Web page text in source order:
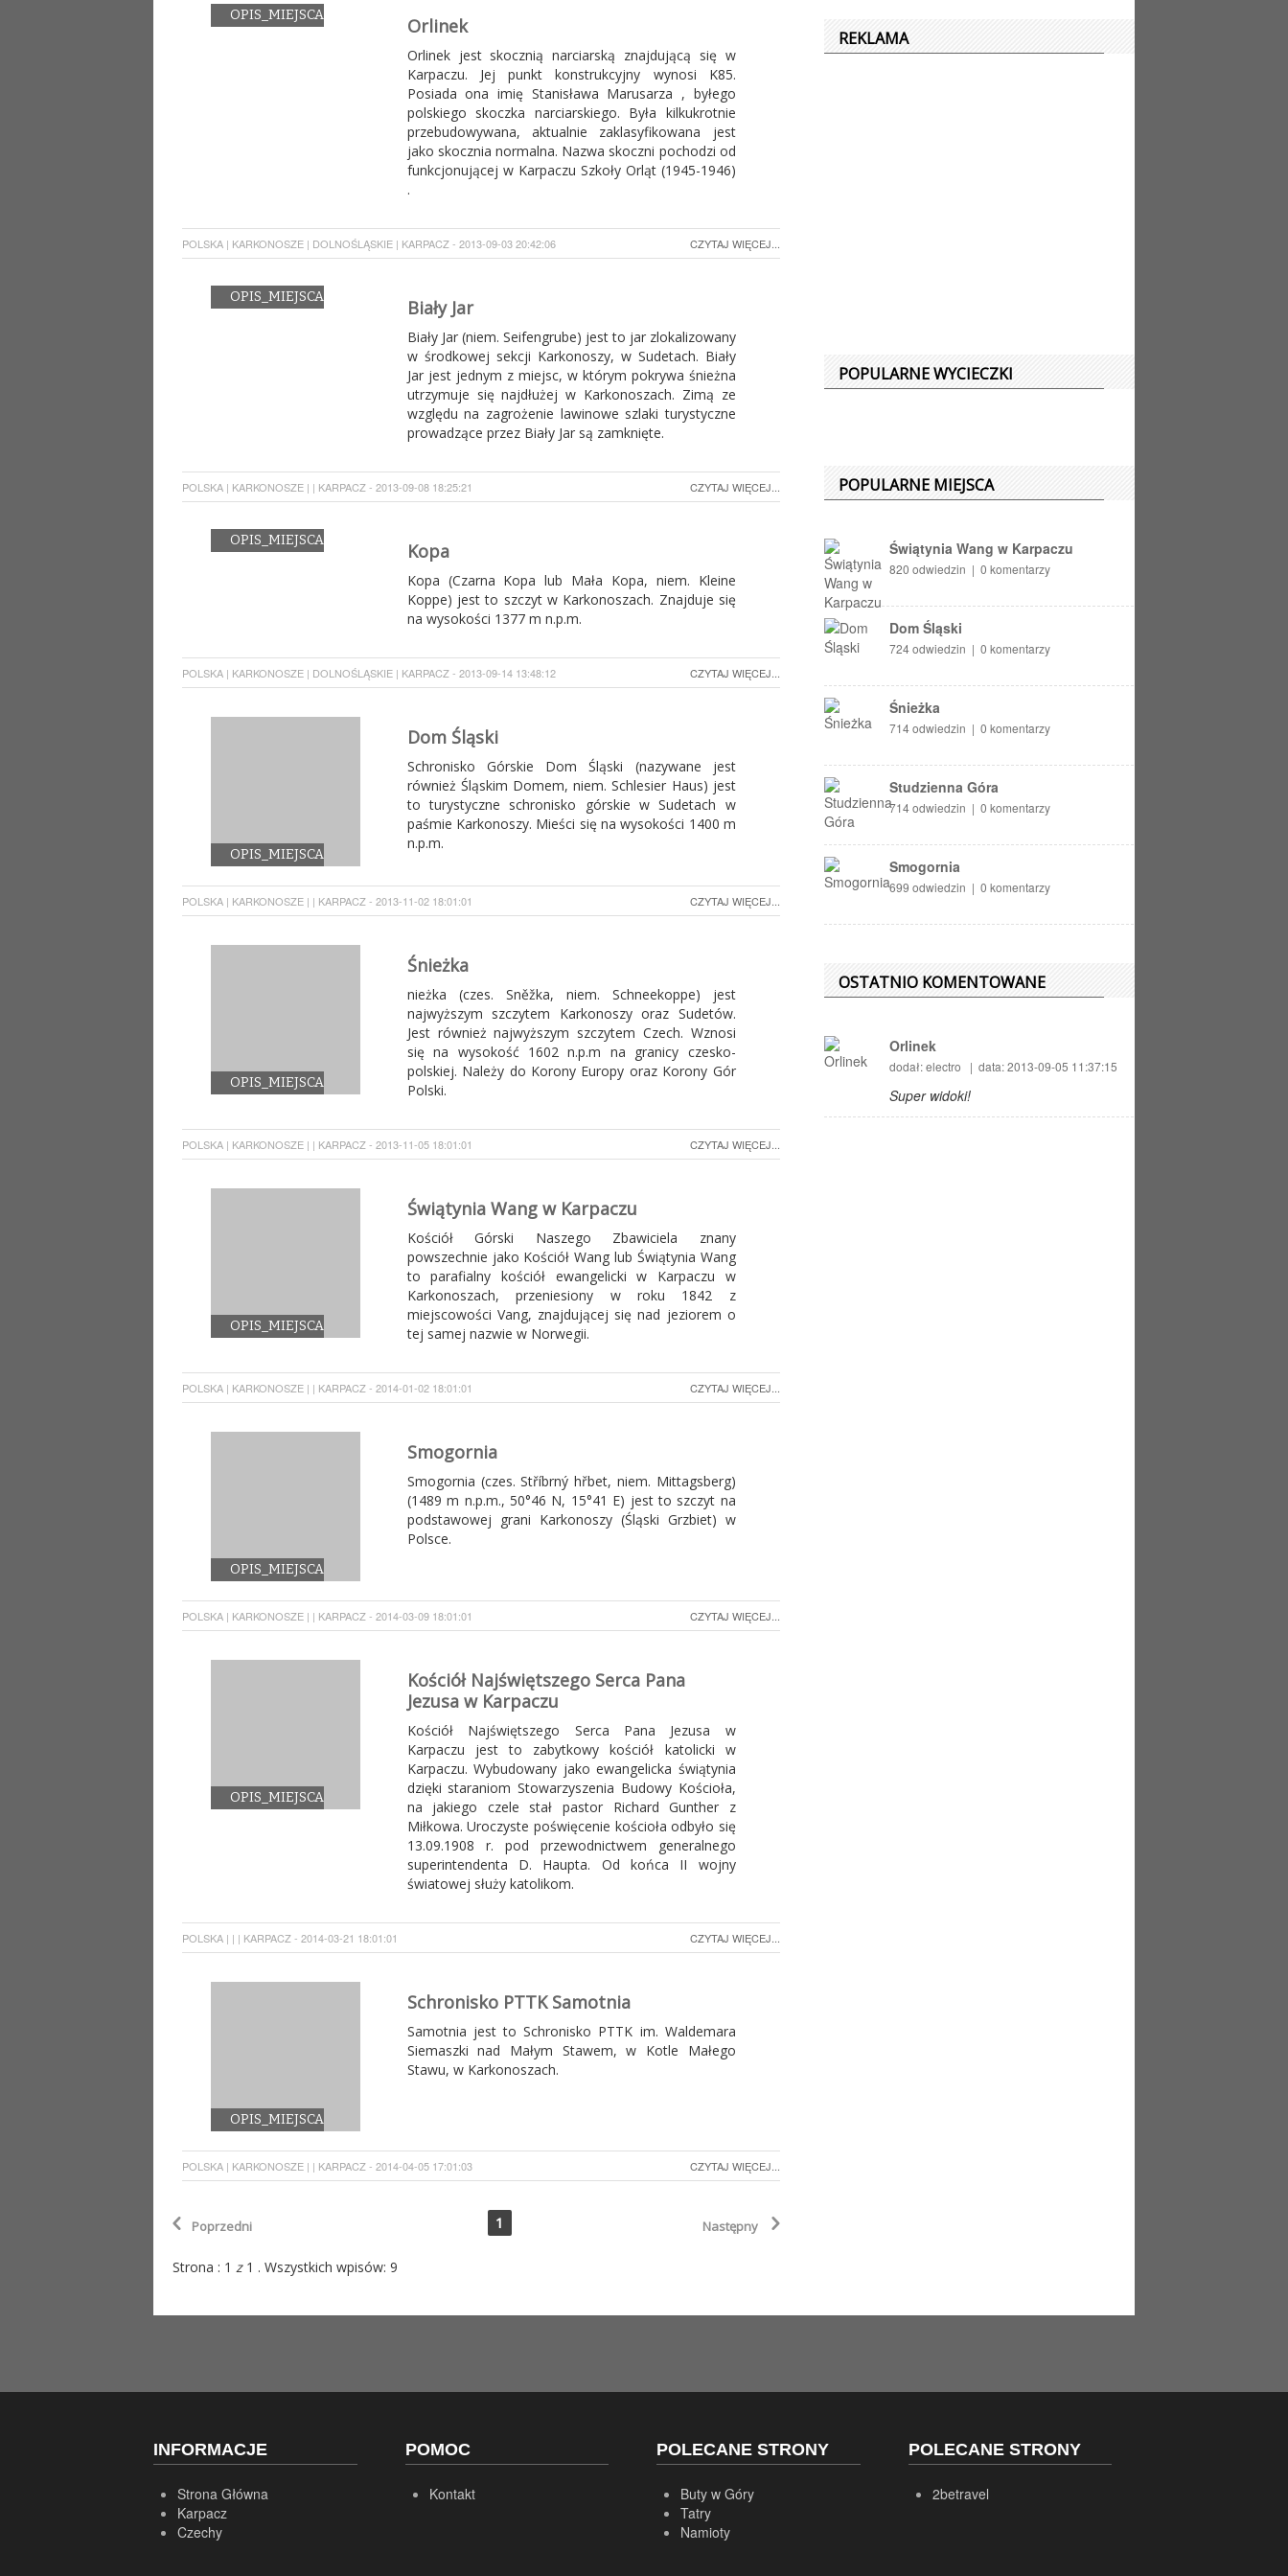
OPIS_MIEJSCA Orlinek
Orlinek jest skocznią narciarską znajdującą się w
Karpaczu. Jej punkt konstrukcyjny wynosi K85.
Posiada ona imię Stanisława Marusarza , byłego
polskiego skoczka narciarskiego. Była kilkukrotnie
przebudowywana, aktualnie zaklasyfikowana jest
jako skocznia normalna. Nazwa skoczni pochodzi od
funkcjonującej w Karpaczu Szkoły Orląt (1945-1946)
.
POLSKA | KARKONOSZE | DOLNOŚLĄSKIE | KARPACZ - 2013-09-03 20:42:06 CZYTAJ WIĘCEJ...
OPIS_MIEJSCA Biały Jar
Biały Jar (niem. Seifengrube) jest to jar zlokalizowany
w środkowej sekcji Karkonoszy, w Sudetach. Biały
Jar jest jednym z miejsc, w którym pokrywa śnieżna
utrzymuje się najdłużej w Karkonoszach. Zimą ze
względu na zagrożenie lawinowe szlaki turystyczne
prowadzące przez Biały Jar są zamknięte.
POLSKA | KARKONOSZE | | KARPACZ - 2013-09-08 18:25:21 CZYTAJ WIĘCEJ...
OPIS_MIEJSCA Kopa
Kopa (Czarna Kopa lub Mała Kopa, niem. Kleine
Koppe) jest to szczyt w Karkonoszach. Znajduje się
na wysokości 1377 m n.p.m.
POLSKA | KARKONOSZE | DOLNOŚLĄSKIE | KARPACZ - 2013-09-14 13:48:12 CZYTAJ WIĘCEJ...
OPIS_MIEJSCA
Dom Śląski
Schronisko Górskie Dom Śląski (nazywane jest
również Śląskim Domem, niem. Schlesier Haus) jest
to turystyczne schronisko górskie w Sudetach w
paśmie Karkonoszy. Mieści się na wysokości 1400 m
n.p.m.
POLSKA | KARKONOSZE | | KARPACZ - 2013-11-02 18:01:01 CZYTAJ WIĘCEJ...
OPIS_MIEJSCA
Śnieżka
nieżka (czes. Sněžka, niem. Schneekoppe) jest
najwyższym szczytem Karkonoszy oraz Sudetów.
Jest również najwyższym szczytem Czech. Wznosi
się na wysokość 1602 n.p.m na granicy czesko-
polskiej. Należy do Korony Europy oraz Korony Gór
Polski.
POLSKA | KARKONOSZE | | KARPACZ - 2013-11-05 18:01:01 CZYTAJ WIĘCEJ...
OPIS_MIEJSCA
Świątynia Wang w Karpaczu
Kościół Górski Naszego Zbawiciela znany
powszechnie jako Kościół Wang lub Świątynia Wang
to parafialny kościół ewangelicki w Karpaczu w
Karkonoszach, przeniesiony w roku 1842 z
miejscowości Vang, znajdującej się nad jeziorem o
tej samej nazwie w Norwegii.
POLSKA | KARKONOSZE | | KARPACZ - 2014-01-02 18:01:01 CZYTAJ WIĘCEJ...
OPIS_MIEJSCA
Smogornia
Smogornia (czes. Stříbrný hřbet, niem. Mittagsberg)
(1489 m n.p.m., 50°46 N, 15°41 E) jest to szczyt na
podstawowej grani Karkonoszy (Śląski Grzbiet) w
Polsce.
POLSKA | KARKONOSZE | | KARPACZ - 2014-03-09 18:01:01 CZYTAJ WIĘCEJ...
OPIS_MIEJSCA
Kościół Najświętszego Serca Pana
Jezusa w Karpaczu
Kościół Najświętszego Serca Pana Jezusa w
Karpaczu jest to zabytkowy kościół katolicki w
Karpaczu. Wybudowany jako ewangelicka świątynia
dzięki staraniom Stowarzyszenia Budowy Kościoła,
na jakiego czele stał pastor Richard Gunther z
Miłkowa. Uroczyste poświęcenie kościoła odbyło się
13.09.1908 r. pod przewodnictwem generalnego
superintendenta D. Haupta. Od końca II wojny
światowej służy katolikom.
POLSKA | | | KARPACZ - 2014-03-21 18:01:01 CZYTAJ WIĘCEJ...
OPIS_MIEJSCA
Schronisko PTTK Samotnia
Samotnia jest to Schronisko PTTK im. Waldemara
Siemaszki nad Małym Stawem, w Kotle Małego
Stawu, w Karkonoszach.
POLSKA | KARKONOSZE | | KARPACZ - 2014-04-05 17:01:03 CZYTAJ WIĘCEJ...
 Poprzedni 1 Następny 
Strona : 1 z 1 . Wszystkich wpisów: 9
REKLAMA
POPULARNE WYCIECZKI
POPULARNE MIEJSCA
Świątynia Wang w Karpaczu
820 odwiedzin | 0 komentarzy
Dom Śląski
724 odwiedzin | 0 komentarzy
Śnieżka
714 odwiedzin | 0 komentarzy
Studzienna Góra
714 odwiedzin | 0 komentarzy
Smogornia
699 odwiedzin | 0 komentarzy
OSTATNIO KOMENTOWANE
Orlinek
dodał: electro | data: 2013-09-05 11:37:15
Super widoki!
INFORMACJE
Strona Główna
Karpacz
Czechy
POMOC
Kontakt
POLECANE STRONY
Buty w Góry
Tatry
Namioty
POLECANE STRONY
2betravel